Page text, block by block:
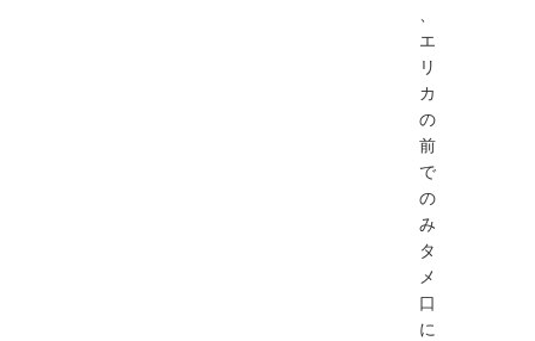
エ
リ
カ
の
前
で
の
み
タ
メ
口
に